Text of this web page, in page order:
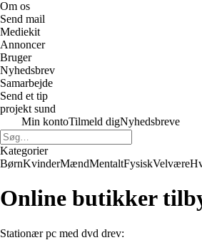
Om os
Send mail
Mediekit
Annoncer
Bruger
Nyhedsbrev
Samarbejde
Send et tip
projekt sund
Min kontoTilmeld digNyhedsbreve
Kategorier
BørnKvinderMændMentaltFysiskVelvære
Online butikker
Stationær pc med dvd drev: